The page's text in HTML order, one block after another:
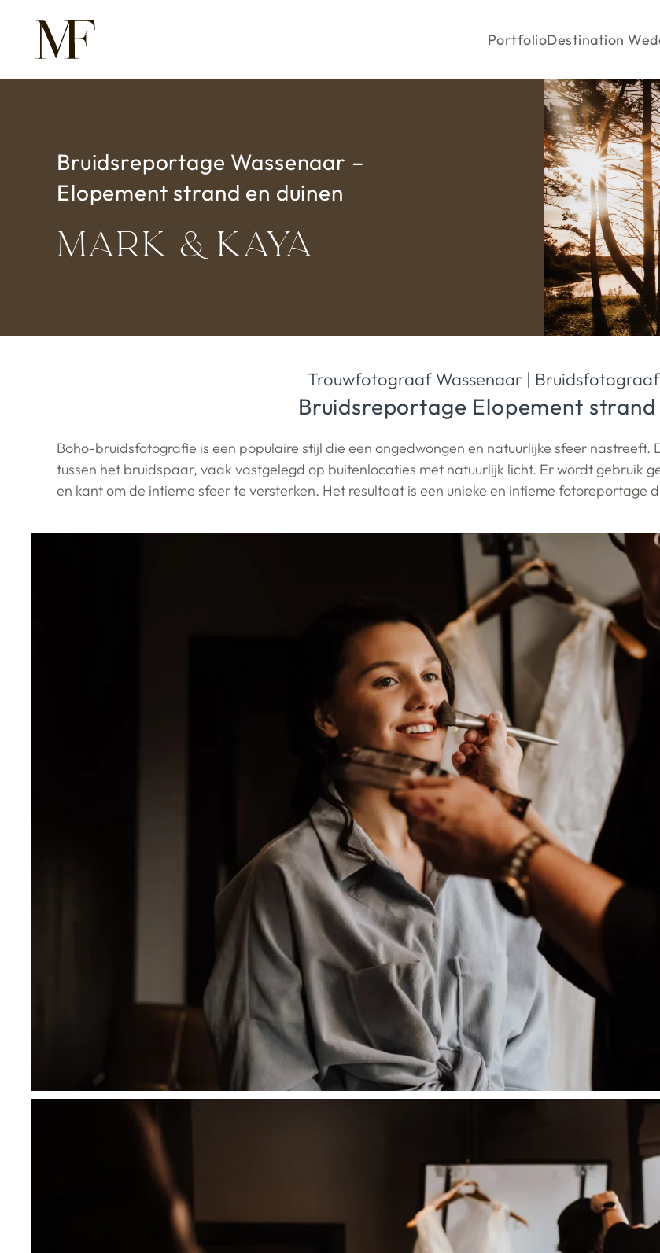
Overslaan en naar de inhoud gaan PortfolioDestination
Bruidsreportage Wassenaar –
Elopement strand en duinen
Mark & Kaya
Trouwfotograaf Wassenaar |
Bruidsreportage Elopement strand
Boho-bruidsfotografie is een populaire stijl die een ongedwongen en natuurlijke sfeer nastreeft.
tussen het bruidspaar, vaak vastgelegd op buitenlocaties met natuurlijk licht. Er wordt gebruik
en kant om de intieme sfeer te versterken. Het resultaat is een unieke en intieme fotoreportage